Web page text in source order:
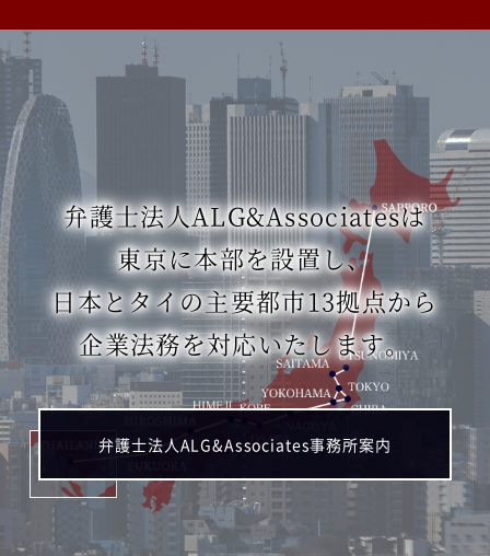
弁護士法人ALG&Associatesは
東京に本部を設置し、
日本とタイの主要都市13拠点から
企業法務を対応いたします。
弁護士法人ALG&Associates事務所案内